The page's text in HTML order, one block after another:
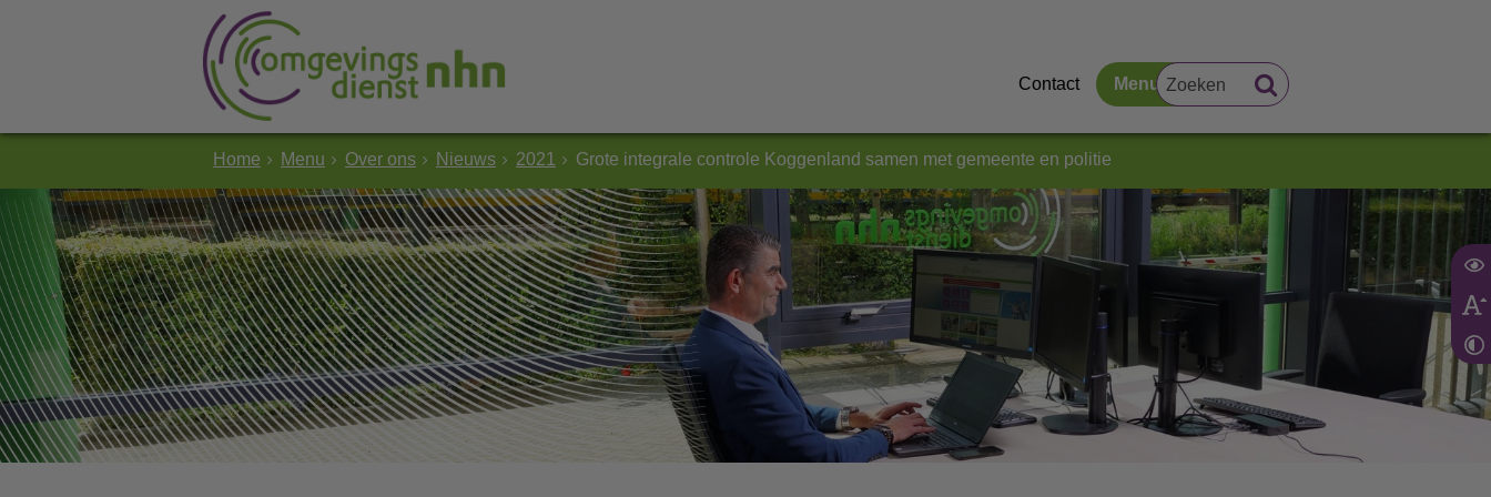
Contact Menu
Home Menu Over ons Nieuws 2021 Grote integrale controle Koggenland samen met gemeente en politie